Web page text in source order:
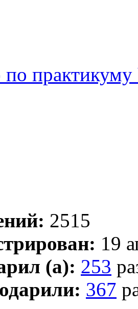
по
2515
19
(а): 253
367